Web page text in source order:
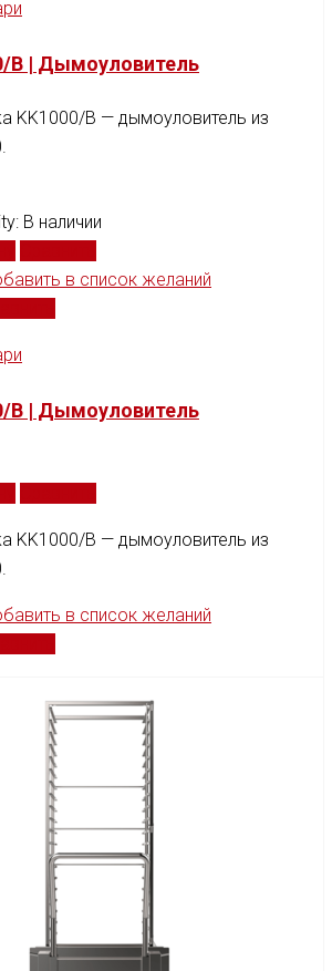
B | Дымоуловитель
KK1000/B — дымоуловитель из
В наличии
в список желаний
B | Дымоуловитель
KK1000/B — дымоуловитель из
в список желаний